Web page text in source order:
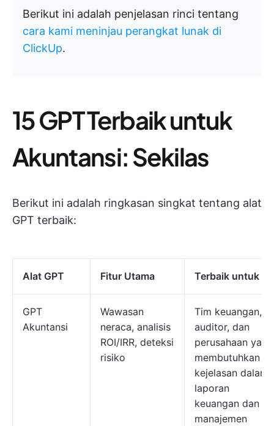
Berikut ini adalah penjelasan rinci tentang
cara kami meninjau perangkat lunak di
ClickUp.
15 GPT Terbaik untuk
Akuntansi: Sekilas
Berikut ini adalah ringkasan singkat tentang alat
GPT terbaik:
Alat GPT Fitur Utama Terbaik untuk
GPT
Akuntansi
Wawasan
neraca, analisis
ROI/IRR, deteksi
risiko
Tim keuangan,
auditor, dan
perusahaan yang
membutuhkan
kejelasan dalam
laporan
keuangan dan
manajemen